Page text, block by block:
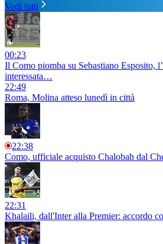
Vedi tutti
00:23
Il Como piomba su Sebastiano Esposito,
interessata…
22:49
Roma, Molina atteso lunedì in città
22:38
Como, ufficiale acquisto Chalobah dal
22:31
Khalaili, dall'Inter alla Premier: accordo